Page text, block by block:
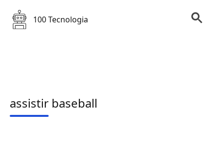
100 Tecnologia
assistir baseball